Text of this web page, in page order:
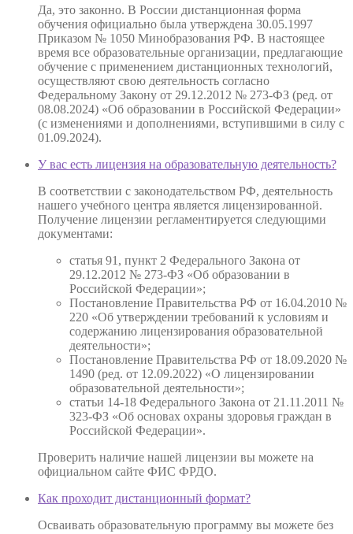
Да, это законно. В России дистанционная форма
обучения официально была утверждена 30.05.1997
Приказом № 1050 Минобразования РФ. В настоящее
время все образовательные организации, предлагающие
обучение с применением дистанционных технологий,
осуществляют свою деятельность согласно
Федеральному Закону от 29.12.2012 № 273-ФЗ (ред. от
08.08.2024) «Об образовании в Российской Федерации»
(с изменениями и дополнениями, вступившими в силу с
01.09.2024).
У вас есть лицензия на образовательную деятельность?
В соответствии с законодательством РФ, деятельность
нашего учебного центра является лицензированной.
Получение лицензии регламентируется следующими
документами:
статья 91, пункт 2 Федерального Закона от
29.12.2012 № 273-ФЗ «Об образовании в
Российской Федерации»;
Постановление Правительства РФ от 16.04.2010 №
220 «Об утверждении требований к условиям и
содержанию лицензирования образовательной
деятельности»;
Постановление Правительства РФ от 18.09.2020 №
1490 (ред. от 12.09.2022) «О лицензировании
образовательной деятельности»;
статьи 14-18 Федерального Закона от 21.11.2011 №
323-ФЗ «Об основах охраны здоровья граждан в
Российской Федерации».
Проверить наличие нашей лицензии вы можете на
официальном сайте ФИС ФРДО.
Как проходит дистанционный формат?
Осваивать образовательную программу вы можете без